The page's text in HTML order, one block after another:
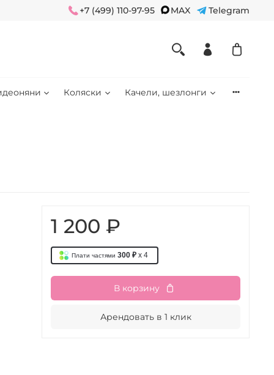
+7 (499) 110-97-95 MAX Telegram
Коляски Качели, шезлонги
1 200 ₽
Плати частями 300 ₽ x 4
В корзину
Арендовать в 1 клик